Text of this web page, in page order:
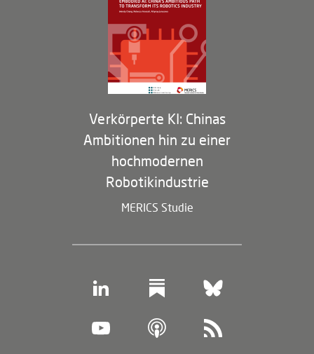
Partner
Membership Program
Verkörperte KI: Chinas
Ambitionen hin zu einer
hochmodernen
Robotikindustrie
MERICS Studie